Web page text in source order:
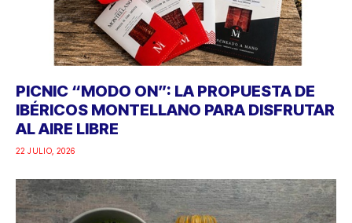
PICNIC “MODO ON”: LA PROPUESTA DE
IBÉRICOS MONTELLANO PARA DISFRUTAR
AL AIRE LIBRE
22 JULIO, 2026